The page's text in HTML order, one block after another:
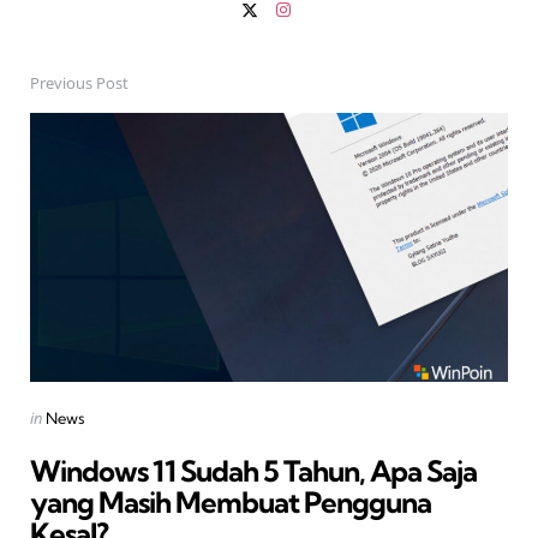
Post
navigation
Previous Post
Posted
in News
Windows 11 Sudah 5 Tahun, Apa Saja
yang Masih Membuat Pengguna